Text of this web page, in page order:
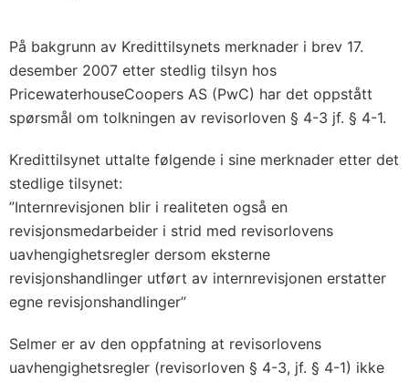
På bakgrunn av Kredittilsynets merknader i brev 17.
desember 2007 etter stedlig tilsyn hos
PricewaterhouseCoopers AS (PwC) har det oppstått
spørsmål om tolkningen av revisorloven § 4-3 jf. § 4-1.
Kredittilsynet uttalte følgende i sine merknader etter det
stedlige tilsynet:
”Internrevisjonen blir i realiteten også en
revisjonsmedarbeider i strid med revisorlovens
uavhengighetsregler dersom eksterne
revisjonshandlinger utført av internrevisjonen erstatter
egne revisjonshandlinger”
Selmer er av den oppfatning at revisorlovens
uavhengighetsregler (revisorloven § 4-3, jf. § 4-1) ikke